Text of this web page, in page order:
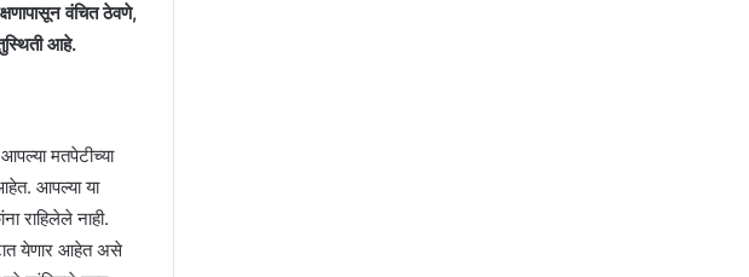
वंचित ठेवणे,
आहे.
मतपेटीच्या
आपल्या या
राहिलेले नाही.
येणार आहेत असे